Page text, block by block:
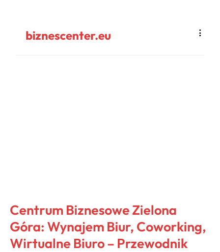
biznescenter.eu
Centrum Biznesowe Zielona
Góra: Wynajem Biur, Coworking,
Wirtualne Biuro – Przewodnik